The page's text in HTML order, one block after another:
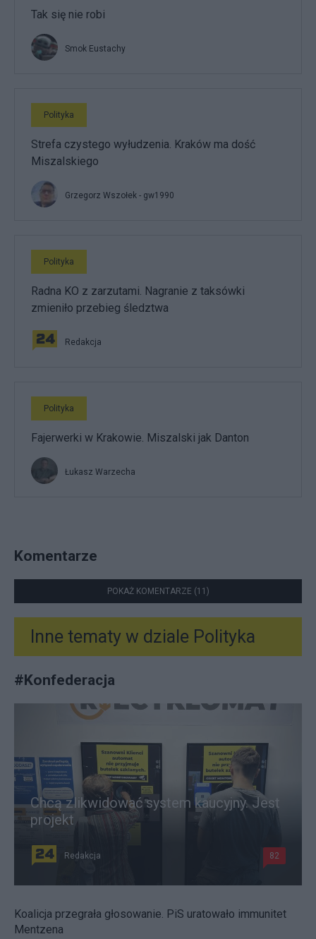
Tak się nie robi
Smok Eustachy
Polityka
Strefa czystego wyłudzenia. Kraków ma dość
Miszalskiego
Grzegorz Wszołek - gw1990
Polityka
Radna KO z zarzutami. Nagranie z taksówki
zmieniło przebieg śledztwa
Redakcja
Polityka
Fajerwerki w Krakowie. Miszalski jak Danton
Łukasz Warzecha
Komentarze
POKAŻ KOMENTARZE (11)
Inne tematy w dziale Polityka
#Konfederacja
Chcą zlikwidować system kaucyjny. Jest
projekt
Redakcja 82
Koalicja przegrała głosowanie. PiS uratowało immunitet
Mentzena